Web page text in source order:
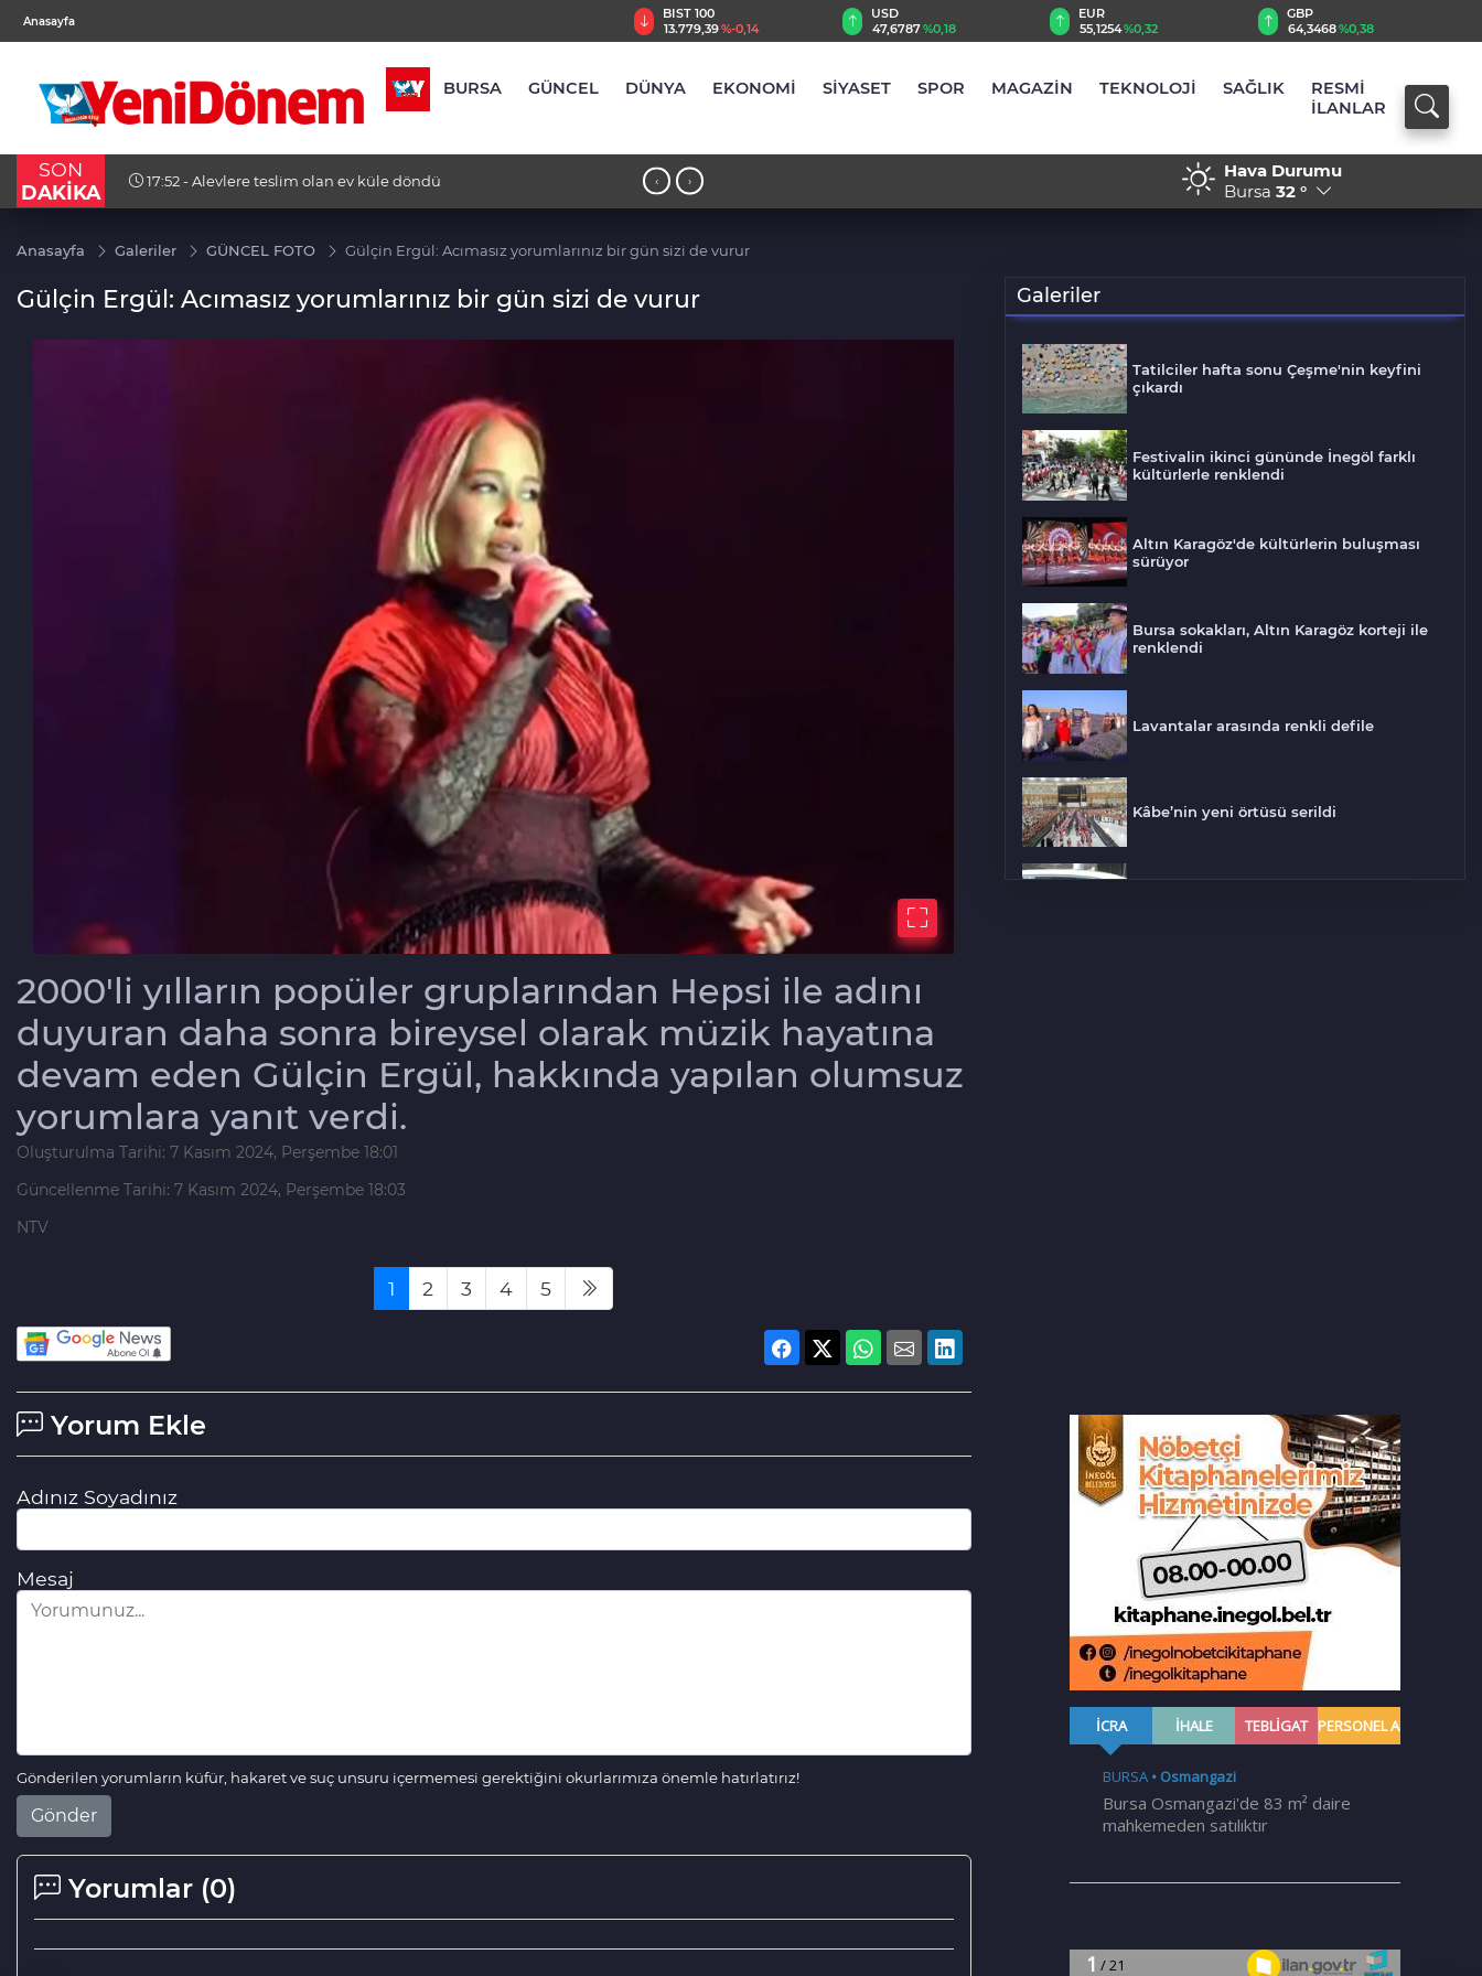
Anasayfa
BGN
27,9743
BIST 100
13.779,39%-0,14
USD
47,6787%0,18
EUR
55,1254%0,32
GBP
64,3468%0,38
BURSA GÜNCEL DÜNYA EKONOMİ SİYASET SPOR MAGAZİN TEKNOLOJİ SAĞLIK
RESMİ
İLANLAR
SON
DAKİKA
17:52 - Alevlere teslim olan ev küle döndü 17:50 - Ayvalık’ta Üretici ve El Emeği Pazarı yaz akşamlarına renk 17:30 - İnegöl'de orman
‹ ›
Hava Durumu
Bursa 32 °
Anasayfa Galeriler GÜNCEL FOTO Gülçin Ergül: Acımasız yorumlarınız bir gün sizi de vurur
Gülçin Ergül: Acımasız yorumlarınız bir gün sizi de vurur
2000'li yılların popüler gruplarından Hepsi ile adını
duyuran daha sonra bireysel olarak müzik hayatına
devam eden Gülçin Ergül, hakkında yapılan olumsuz
yorumlara yanıt verdi.
Oluşturulma Tarihi: 7 Kasım 2024, Perşembe 18:01
Güncellenme Tarihi: 7 Kasım 2024, Perşembe 18:03
NTV
1 2 3 4 5
Galeriler
Tatilciler hafta sonu Çeşme'nin keyfini
çıkardı
Festivalin ikinci gününde İnegöl farklı
kültürlerle renklendi
Altın Karagöz'de kültürlerin buluşması
sürüyor
Bursa sokakları, Altın Karagöz korteji ile
renklendi
Lavantalar arasında renkli defile
Kâbe’nin yeni örtüsü serildi
Yorum Ekle
Adınız Soyadınız
Mesaj
Gönderilen yorumların küfür, hakaret ve suç unsuru içermemesi gerektiğini okurlarımıza önemle hatırlatırız!
Gönder
Yorumlar (0)